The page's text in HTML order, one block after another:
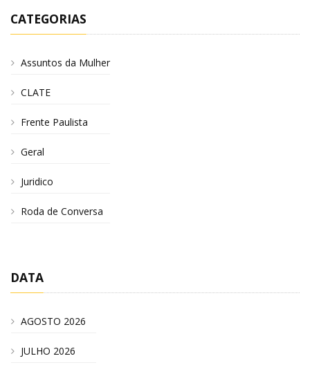
CATEGORIAS
Assuntos da Mulher
CLATE
Frente Paulista
Geral
Juridico
Roda de Conversa
DATA
AGOSTO 2026
JULHO 2026